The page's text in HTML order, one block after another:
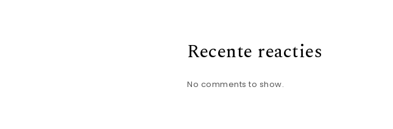
Recente reacties
No comments to show.